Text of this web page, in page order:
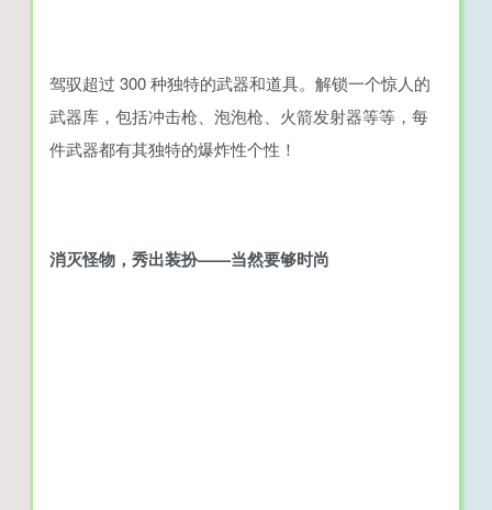
驾驭超过 300 种独特的武器和道具。解锁一个惊人的
武器库，包括冲击枪、泡泡枪、火箭发射器等等，每
件武器都有其独特的爆炸性个性！
消灭怪物，秀出装扮——当然要够时尚